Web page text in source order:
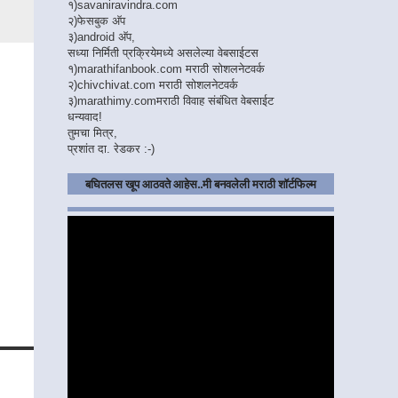
१)savaniravindra.com
२)फेसबुक अ‍ॅप
३)android अ‍ॅप,
सध्या निर्मिती प्रक्रियेमध्ये असलेल्या वेबसाईटस
१)marathifanbook.com मराठी सोशलनेटवर्क
२)chivchivat.com मराठी सोशलनेटवर्क
३)marathimy.comमराठी विवाह संबंधित वेबसाईट
धन्यवाद!
तुमचा मित्र,
प्रशांत दा. रेडकर :-)
बघितलस खूप आठवते आहेस..मी बनवलेली मराठी शॉर्टफिल्म